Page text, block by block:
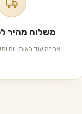
משלוח מהיר
אריזה עוד באותו יום